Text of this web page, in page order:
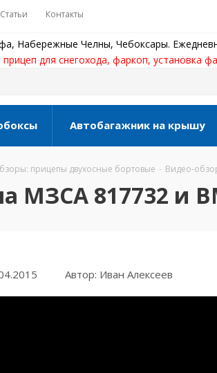
Статьи Контакты
Набережные Челны, Чебоксары.
для снегохода, фаркоп, установка
Автобагажник на крышу
прицепы двухосные бортовые - Видео-
МЗСА 817732 и
Автор: Иван Алексеев